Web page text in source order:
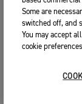
Some are
switched off, and
You may accept
cookie